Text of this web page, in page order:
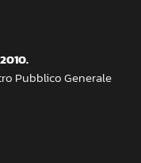
Pubblico Generale